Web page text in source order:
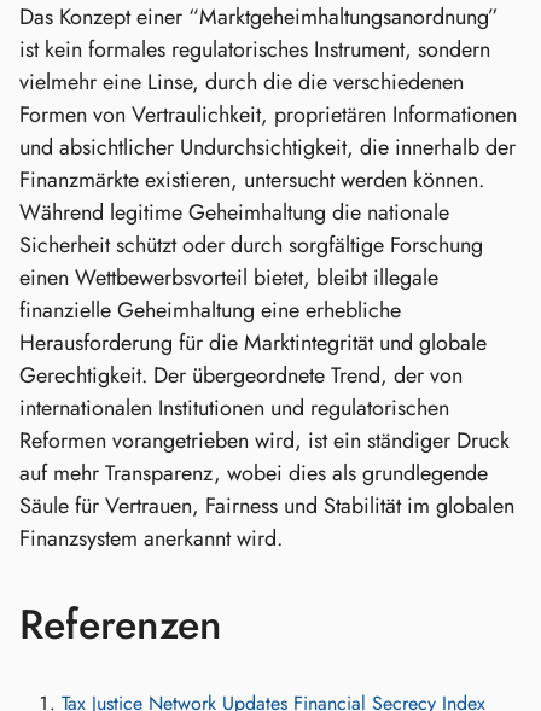
Das Konzept einer “Marktgeheimhaltungsanordnung”
ist kein formales regulatorisches Instrument, sondern
vielmehr eine Linse, durch die die verschiedenen
Formen von Vertraulichkeit, proprietären Informationen
und absichtlicher Undurchsichtigkeit, die innerhalb der
Finanzmärkte existieren, untersucht werden können.
Während legitime Geheimhaltung die nationale
Sicherheit schützt oder durch sorgfältige Forschung
einen Wettbewerbsvorteil bietet, bleibt illegale
finanzielle Geheimhaltung eine erhebliche
Herausforderung für die Marktintegrität und globale
Gerechtigkeit. Der übergeordnete Trend, der von
internationalen Institutionen und regulatorischen
Reformen vorangetrieben wird, ist ein ständiger Druck
auf mehr Transparenz, wobei dies als grundlegende
Säule für Vertrauen, Fairness und Stabilität im globalen
Finanzsystem anerkannt wird.
Referenzen
Tax Justice Network Updates Financial Secrecy Index